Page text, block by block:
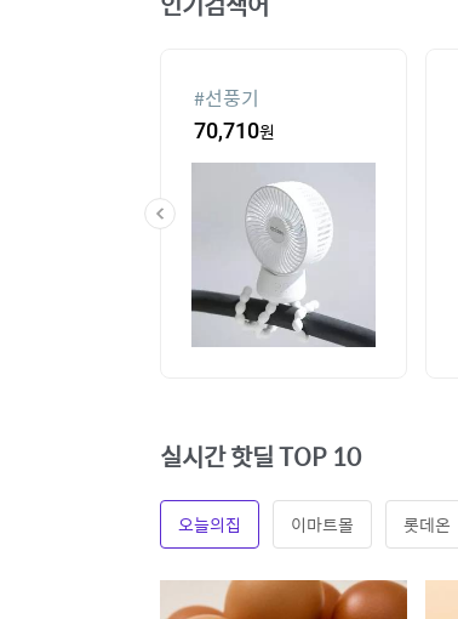
#선풍기
70,710원
실시간 핫딜 TOP 10
오늘의집 이마트몰 롯데온